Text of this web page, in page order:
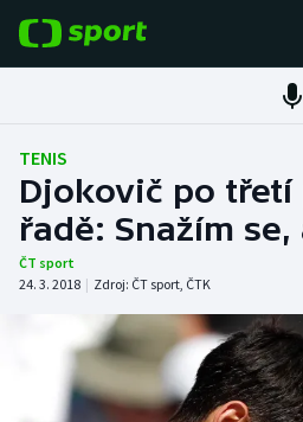
Fotbal
Hokej
Tenis
Atletika
Cyklistika
TENIS
Djokovič po třetí
řadě: Snažím
ČT sport
24. 3. 2018 | Zdroj: ČT sport, ČTK